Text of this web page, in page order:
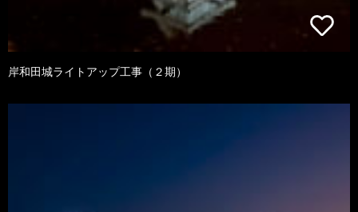
岸和田城ライトアップ工事（２期）